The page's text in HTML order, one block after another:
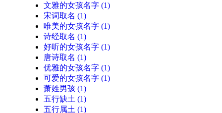
文雅的女孩名字 (1)
宋词取名 (1)
唯美的女孩名字 (1)
诗经取名 (1)
好听的女孩名字 (1)
唐诗取名 (1)
优雅的女孩名字 (1)
可爱的女孩名字 (1)
萧姓男孩 (1)
五行缺土 (1)
五行属土 (1)